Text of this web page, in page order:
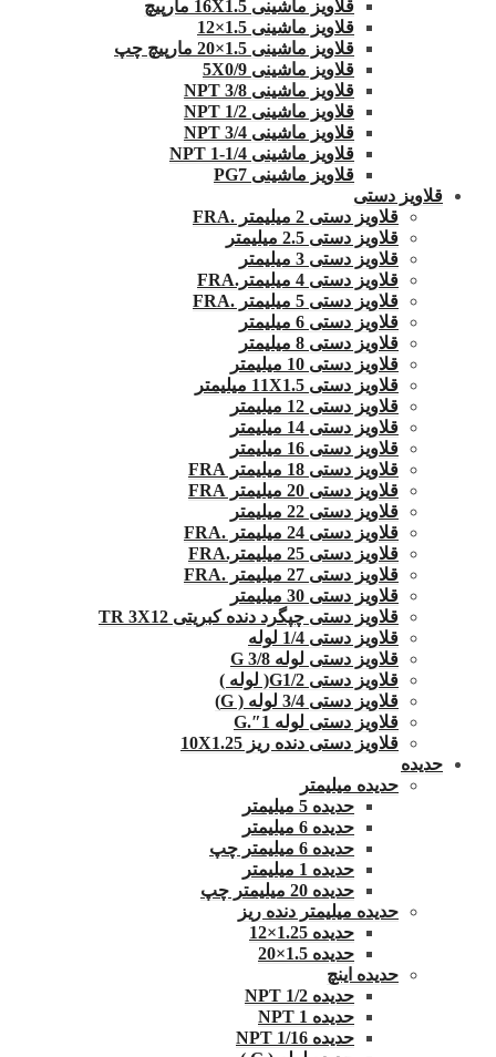
قلاویز ماشینی 16X1.5 مارپیچ
قلاویز ماشینی 1.5×12
قلاویز ماشینی 1.5×20 مارپیچ چپ
قلاویز ماشینی 5X0/9
قلاویز ماشینی 3/8 NPT
قلاویز ماشینی 1/2 NPT
قلاویز ماشینی 3/4 NPT
قلاویز ماشینی 1/4-1 NPT
قلاویز ماشینی PG7
قلاویز دستی
قلاویز دستی 2 میلیمتر .FRA
قلاویز دستی 2.5 میلیمتر
قلاویز دستی 3 میلیمتر
قلاویز دستی 4 میلیمتر.FRA
قلاویز دستی 5 میلیمتر .FRA
قلاویز دستی 6 میلیمتر
قلاویز دستی 8 میلیمتر
قلاویز دستی 10 میلیمتر
قلاویز دستی 11X1.5 میلیمتر
قلاویز دستی 12 میلیمتر
قلاویز دستی 14 میلیمتر
قلاویز دستی 16 میلیمتر
قلاویز دستی 18 میلیمتر FRA
قلاویز دستی 20 میلیمتر FRA
قلاویز دستی 22 میلیمتر
قلاویز دستی 24 میلیمتر .FRA
قلاویز دستی 25 میلیمتر.FRA
قلاویز دستی 27 میلیمتر .FRA
قلاویز دستی 30 میلیمتر
قلاویز دستی چپگرد دنده کبریتی TR 3X12
قلاویز دستی 1/4 لوله
قلاویز دستی لوله G 3/8
قلاویز دستی G1/2( لوله )
قلاویز دستی 3/4 لوله ( G)
قلاویز دستی لوله 1″.G
قلاویز دستی دنده ریز 10X1.25
حدیده
حدیده میلیمتر
حدیده 5 میلیمتر
حدیده 6 میلیمتر
حدیده 6 میلیمتر چپ
حدیده 1 میلیمتر
حدیده 20 میلیمتر چپ
حدیده میلیمتر دنده ریز
حدیده 1.25×12
حدیده 1.5×20
حدیده اینچ
حدیده 1/2 NPT
حدیده NPT 1
حدیده 1/16 NPT